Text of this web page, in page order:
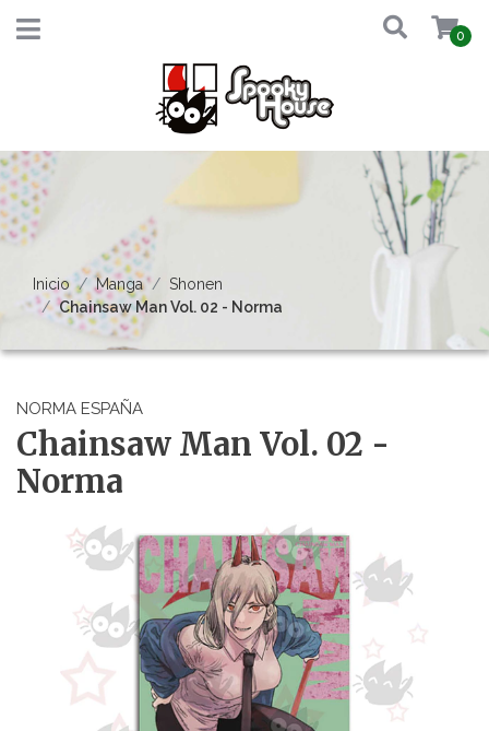
0
Inicio Manga
Shonen
Chainsaw Man Vol. 02 - Norma
NORMA ESPAÑA
Chainsaw Man Vol. 02 -
Norma